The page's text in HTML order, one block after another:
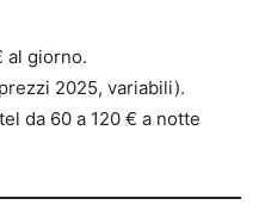
al giorno.
2025, variabili).
da 60 a 120 € a notte